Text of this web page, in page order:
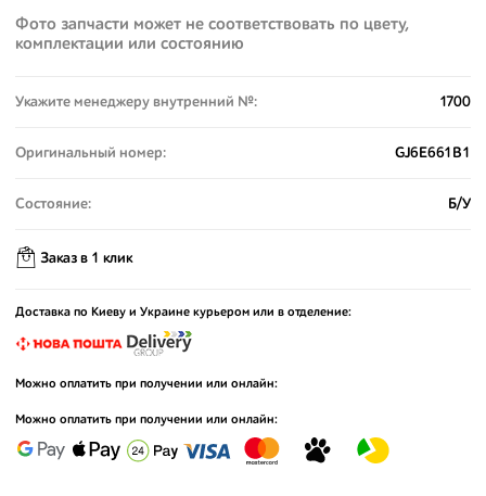
Фото запчасти может не соответствовать по цвету,
комплектации или состоянию
Укажите менеджеру внутренний №: 1700
Оригинальный номер: GJ6E661B1
Состояние: Б/У
Заказ в 1 клик
Доставка по Киеву и Украине курьером или в отделение:
Можно оплатить при получении или онлайн:
Можно оплатить при получении или онлайн: